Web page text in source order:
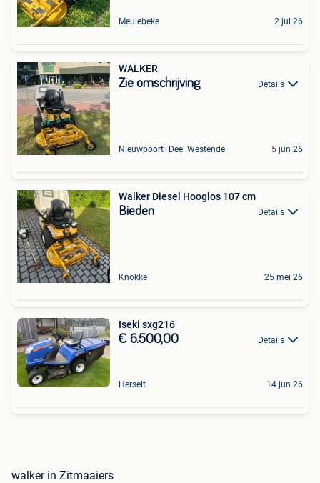
Meulebeke 2 jul 26
WALKER
Zie omschrijving Details
Nieuwpoort+Deel Westende 5 jun 26
Walker Diesel Hooglos 107 cm
Bieden Details
Knokke 25 mei 26
Iseki sxg216
€ 6.500,00 Details
Herselt 14 jun 26
walker in Zitmaaiers